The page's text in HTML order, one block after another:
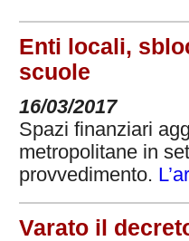
Enti locali,
scuole
16/03/2017
Spazi finanziari
metropolitane in
provvedimento.
Varato il